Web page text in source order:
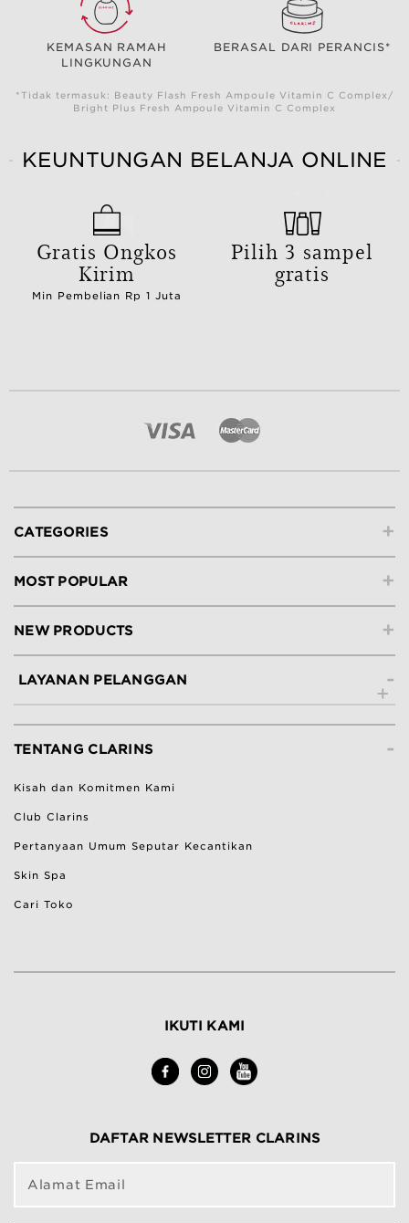
KEMASAN RAMAH
LINGKUNGAN
BERASAL DARI PERANCIS*
*Tidak termasuk: Beauty Flash Fresh Ampoule Vitamin C Complex/
Bright Plus Fresh Ampoule Vitamin C Complex
KEUNTUNGAN BELANJA ONLINE
Gratis Ongkos
Kirim
Min Pembelian Rp 1 Juta
Pilih 3 sampel
gratis
+
CATEGORIES
+
MOST POPULAR
+
NEW PRODUCTS
-
LAYANAN PELANGGAN
Lacak Pesanan -
TENTANG CLARINS
Kisah dan Komitmen Kami
Club Clarins
Pertanyaan Umum Seputar Kecantikan
Skin Spa
Cari Toko
IKUTI KAMI
DAFTAR NEWSLETTER CLARINS
Alamat Email